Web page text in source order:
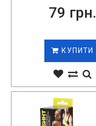
79 грн.
КУПИТИ